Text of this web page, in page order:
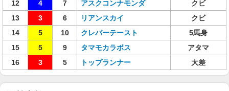
12
4 7 アスクコンナモンダ
クビ
13
3 6 リアンスカイ
クビ
14
5 10 クレバーテースト
5馬身
15
5 9 タマモカラボス
アタマ
16
3 5 トップランナー 大差